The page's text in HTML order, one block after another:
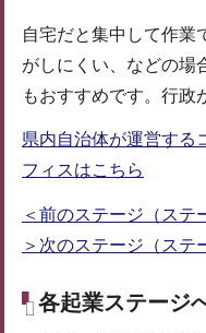
自宅だと集中して作業
がしにくい、などの場
もおすすめです。行政
県内自治体が運営する
フィスはこちら
＜前のステージ（ステ
＞次のステージ（ステ
各起業ステージ